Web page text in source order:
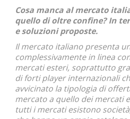
Cosa manca al mercato
quello di oltre confine? In
e soluzioni proposte.
Il mercato italiano presenta
complessivamente in linea
mercati esteri, soprattutto
di forti player internazionali
avvicinato la tipologia di
mercato a quello dei mercati
tutti i mercati esistono